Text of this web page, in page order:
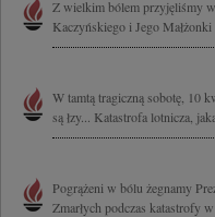
Z wielkim bólem przyjęliśmy
Kaczyńskiego i Jego
W tamtą tragiczną sobotę, 10
są łzy... Katastrofa lotnicza,
Pogrążeni w bólu żegnamy
Zmarłych podczas katastrofy